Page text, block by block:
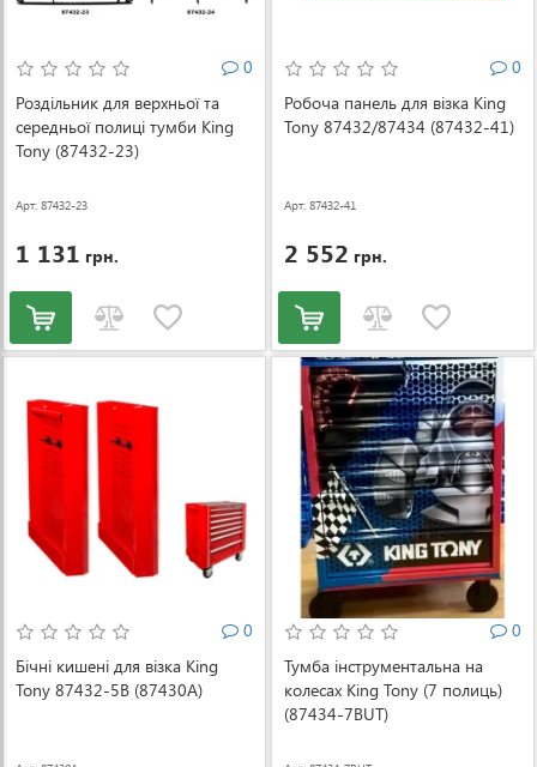
0
Роздільник для верхньої та
середньої полиці тумби King
Tony (87432-23)
Арт: 87432-23
1 131 грн.
0
Робоча панель для візка King
Tony 87432/87434 (87432-41)
Арт: 87432-41
2 552 грн.
0
Бічні кишені для візка King
Tony 87432-5B (87430A)
0
Тумба інструментальна на
колесах King Tony (7 полиць)
(87434-7BUT)